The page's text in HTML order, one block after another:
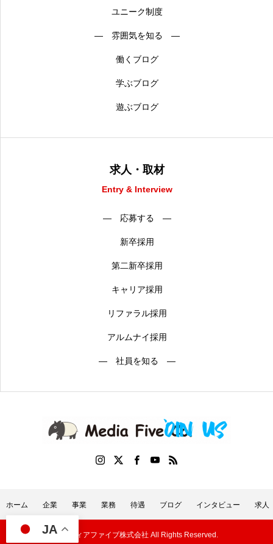
ユニーク制度
― 雰囲気を知る ―
働くブログ
学ぶブログ
遊ぶブログ
求人・取材
Entry & Interview
― 応募する ―
新卒採用
第二新卒採用
キャリア採用
リファラル採用
アルムナイ採用
― 社員を知る ―
ホーム 企業 事業 業務 待遇 ブログ インタビュー 求人
©メディアファイブ株式会社 All Rights Reserved.
JA